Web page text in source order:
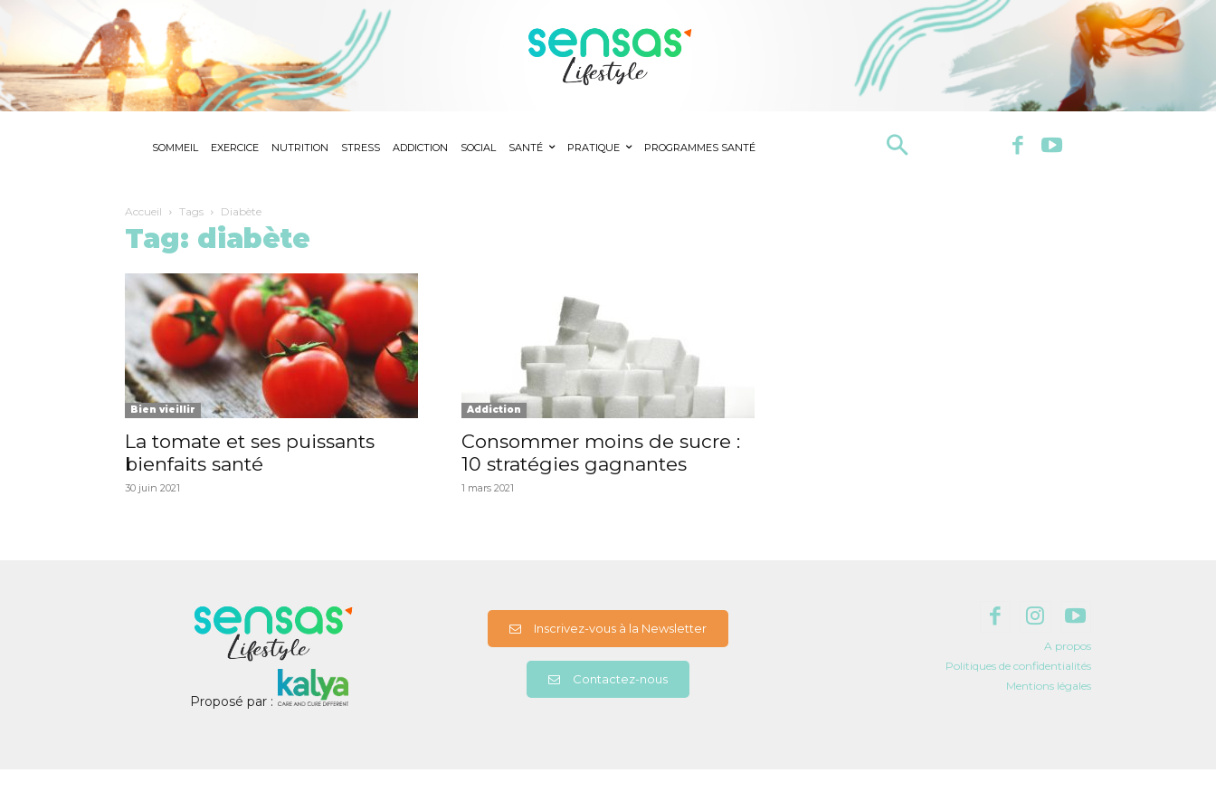
SOMMEIL EXERCICE NUTRITION STRESS ADDICTION SOCIAL SANTÉ PRATIQUE PROGRAMMES SANTÉ
Accueil Tags Diabète
Tag: diabète
Bien vieillir
La tomate et ses puissants
bienfaits santé
30 juin 2021
Addiction
Consommer moins de sucre :
10 stratégies gagnantes
1 mars 2021
Proposé par :
Inscrivez-vous à la Newsletter
Contactez-nous
A propos
Politiques de confidentialités
Mentions légales